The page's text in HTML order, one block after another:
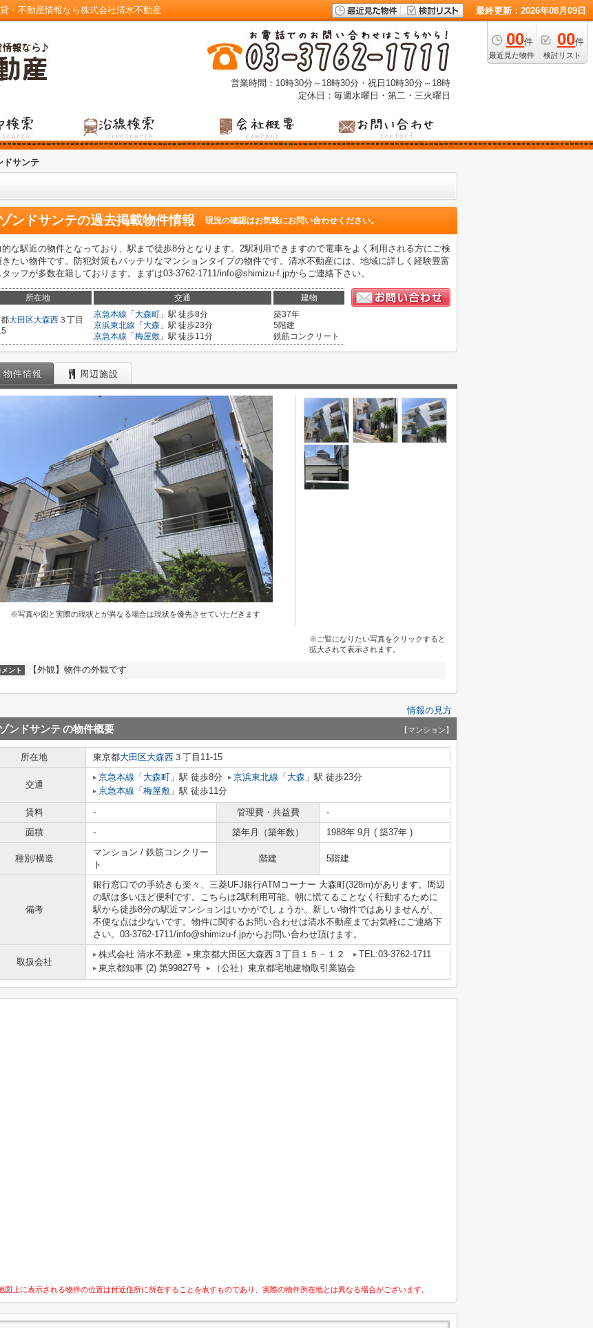
・不動産情報なら株式会社清水不動産 最終更新：2026年08月09日
00件
最近見た物件
00件
検討リスト
営業時間：10時30分～18時30分・祝日10時30分～18時
定休日：毎週水曜日・第二・三火曜日
ドサンテ
ンドサンテの過去掲載物件情報 現況の確認はお気軽にお問い合わせください。
的な駅近の物件となっており、駅まで徒歩8分となります。2駅利用できますので電車をよく利用される方にご検
きたい物件です。防犯対策もバッチリなマンションタイプの物件です。清水不動産には、地域に詳しく経験豊富
タッフが多数在籍しております。まずは03-3762-1711/info@shimizu-f.jpからご連絡下さい。
所在地 交通 建物
大田区大森西 ３丁目
京急本線 「 大森町 」駅 徒歩8分
京浜東北線 「 大森 」駅 徒歩23分
京急本線 「 梅屋敷 」駅 徒歩11分
築37年
5階建
鉄筋コンクリート
物件情報 周辺施設
※写真や図と実際の現状とが異なる場合は現状を優先させていただきます
※ご覧になりたい写真をクリックすると
拡大されて表示されます。
メント 【外観】物件の外観です
情報の見方
ンドサンテの物件概要 【マンション】
所在地 東京都大田区大森西 ３丁目11-15
交通
京急本線 「 大森町 」駅 徒歩8分 京浜東北線 「 大森 」駅 徒歩23分
京急本線 「 梅屋敷 」駅 徒歩11分
賃料 - 管理費・共益費
-
面積
- 築年月（築年数） 1988年 9月 ( 築37年 )
種別/構造
マンション / 鉄筋コンクリー
ト
階建 5階建
備考
銀行窓口での手続きも楽々、三菱UFJ銀行ATMコーナー 大森町(328m)があります。周辺
の駅は多いほど便利です。こちらは2駅利用可能。朝に慌てることなく行動するために
駅から徒歩8分の駅近マンションはいかがでしょうか。新しい物件ではありませんが、
不便な点は少ないです。物件に関するお問い合わせは清水不動産までお気軽にご連絡下
さい。03-3762-1711/info@shimizu-f.jpからお問い合わせ頂けます。
取扱会社
株式会社 清水不動産 東京都大田区大森西３丁目１５－１２
TEL:03-3762-1711
東京都知事 (2) 第99827号
（公社）東京都宅地建物取引業協会
図上に表示される物件の位置は付近住所に所在することを表すものであり、実際の物件所在地とは異なる場合がございます。